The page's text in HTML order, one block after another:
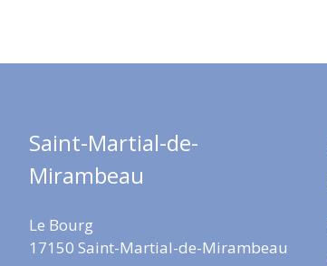
Saint-Martial-de-
Mirambeau
Le Bourg
17150 Saint-Martial-de-Mirambeau